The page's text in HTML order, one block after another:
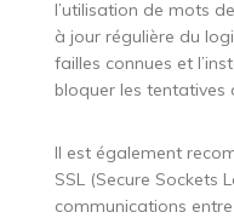
l’utilisation de mots
à jour régulière du
failles connues et
bloquer les tentatives
Il est également
SSL (Secure Sockets
communications